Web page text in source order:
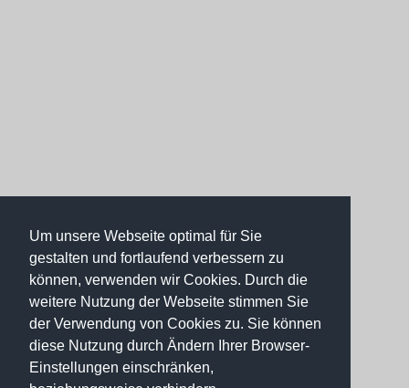
Um unsere Webseite optimal für Sie
gestalten und fortlaufend verbessern zu
können, verwenden wir Cookies. Durch die
weitere Nutzung der Webseite stimmen Sie
der Verwendung von Cookies zu. Sie können
diese Nutzung durch Ändern Ihrer Browser-
Einstellungen einschränken,